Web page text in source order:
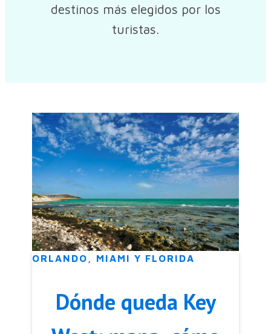
destinos más elegidos por los
turistas.
ORLANDO, MIAMI Y FLORIDA
Dónde queda Key